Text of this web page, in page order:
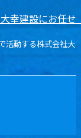
幸建設にお任せ
活動する株式会社大